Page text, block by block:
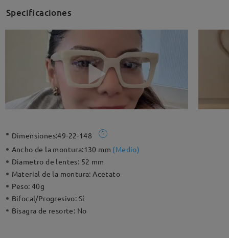
Specificaciones
Dimensiones:49-22-148
Ancho de la montura:130 mm (Medio)
Diametro de lentes: 52 mm
Material de la montura:Acetato
Peso:40g
Bifocal/Progresivo: Sí
Bisagra de resorte: No